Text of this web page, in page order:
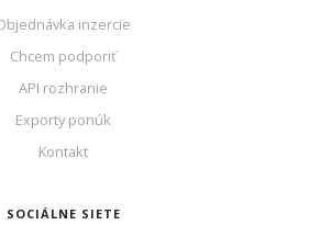
inzercie
Chcem podporiť
API rozhranie
Exporty ponúk
Kontakt
SOCIÁLNE SIETE